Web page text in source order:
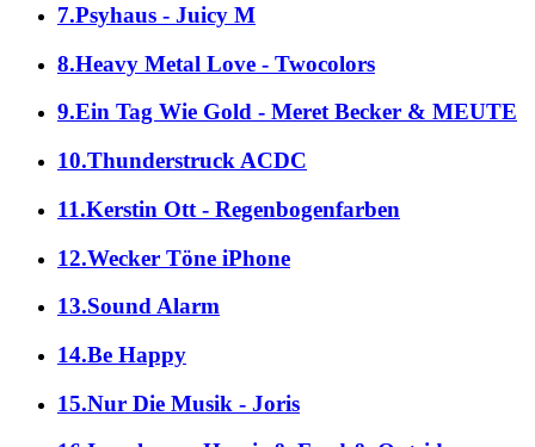
7.Psyhaus - Juicy M
8.Heavy Metal Love - Twocolors
9.Ein Tag Wie Gold - Meret Becker & MEUTE
10.Thunderstruck ACDC
11.Kerstin Ott - Regenbogenfarben
12.Wecker Töne iPhone
13.Sound Alarm
14.Be Happy
15.Nur Die Musik - Joris